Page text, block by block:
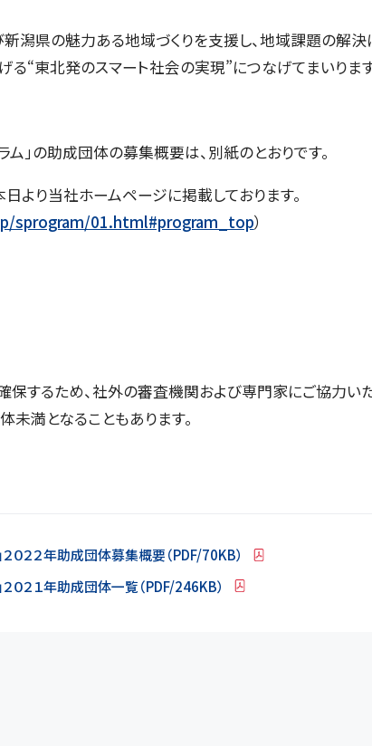
潟県の魅力ある地域づくりを支援し、地域課題の解
げる“東北発のスマート社会の実現”につなげてまいります
」の助成団体の募集概要は、別紙のとおりです。
より当社ホームページに掲載しております。
sprogram/01.html#program_top）
するため、社外の審査機関および専門家にご協力いた
満となることもあります。
０２２年助成団体募集概要（PDF/70KB）
０２１年助成団体一覧（PDF/246KB）